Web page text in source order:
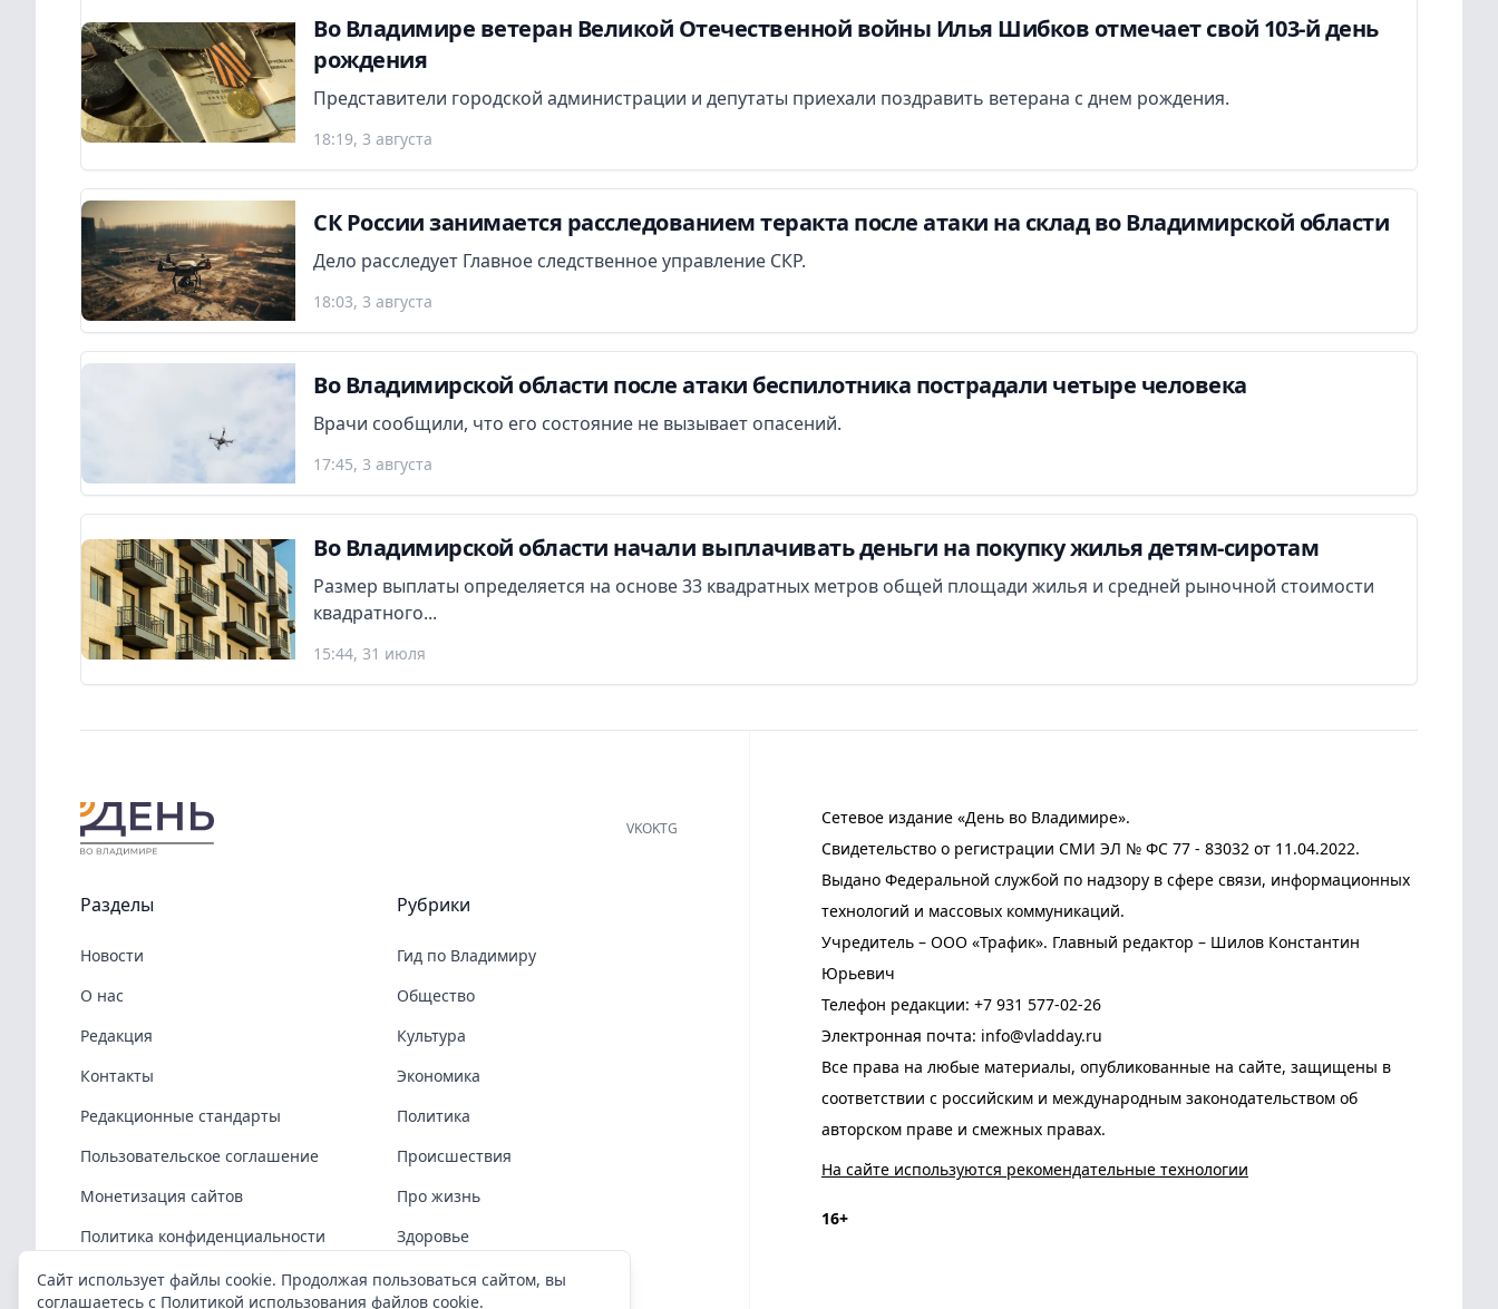
Во Владимире ветеран Великой Отечественной войны Илья Шибков отмечает свой 103-й день
рождения
Представители городской администрации и депутаты приехали поздравить ветерана с днем рождения.
18:19, 3 августа
СК России занимается расследованием теракта после атаки на склад во Владимирской области
Дело расследует Главное следственное управление СКР.
18:03, 3 августа
Во Владимирской области после атаки беспилотника пострадали четыре человека
Врачи сообщили, что его состояние не вызывает опасений.
17:45, 3 августа
Во Владимирской области начали выплачивать деньги на покупку жилья детям-сиротам
Размер выплаты определяется на основе 33 квадратных метров общей площади жилья и средней рыночной стоимости
квадратного...
15:44, 31 июля
Сетевое издание «День во Владимире».
Свидетельство о регистрации СМИ ЭЛ № ФС 77 - 83032 от 11.04.2022.
Выдано Федеральной службой по надзору в сфере связи, информационных
технологий и массовых коммуникаций.
Учредитель – ООО «Трафик». Главный редактор – Шилов Константин
Юрьевич
Телефон редакции: +7 931 577-02-26
Электронная почта: info@vladday.ru
Все права на любые материалы, опубликованные на сайте, защищены в
соответствии с российским и международным законодательством об
авторском праве и смежных правах.
На сайте используются рекомендательные технологии
16+
VKOKTG
Разделы
Новости
О нас
Редакция
Контакты
Редакционные стандарты
Пользовательское соглашение
Монетизация сайтов
Политика конфиденциальности
Политика cookies
Рубрики
Гид по Владимиру
Общество
Культура
Экономика
Политика
Происшествия
Про жизнь
Здоровье
COVID-19
Сайт использует файлы cookie. Продолжая пользоваться сайтом, вы
соглашаетесь с Политикой использования файлов cookie.